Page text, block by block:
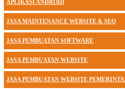
APLIKASI ANDROID
JASA MAINTENANCE WEBSITE & SEO
JASA PEMBUATAN SOFTWARE
JASA PEMBUATAN WEBSITE
JASA PEMBUATAN WEBSITE